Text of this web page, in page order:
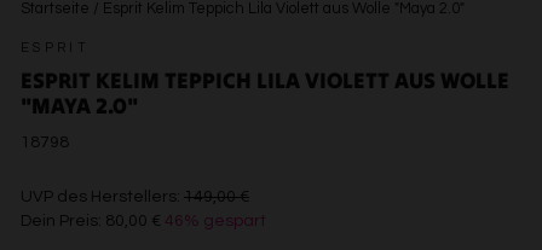
Startseite / Esprit Kelim Teppich Lila Violett aus Wolle "Maya 2.0"
ESPRIT
ESPRIT KELIM TEPPICH LILA VIOLETT AUS WOLLE
"MAYA 2.0"
18798
UVP des Herstellers: 149,00 €€149,00
Dein Preis: 80,00 € 46% gespart